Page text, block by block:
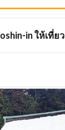
in ให้เที่ยว